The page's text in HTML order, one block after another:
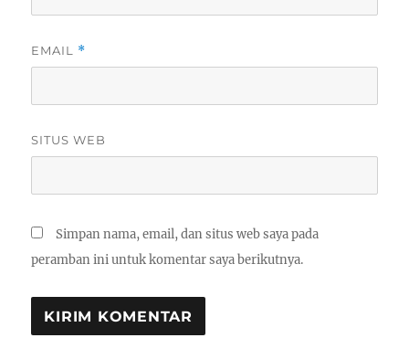
EMAIL *
SITUS WEB
Simpan nama, email, dan situs web saya pada
peramban ini untuk komentar saya berikutnya.